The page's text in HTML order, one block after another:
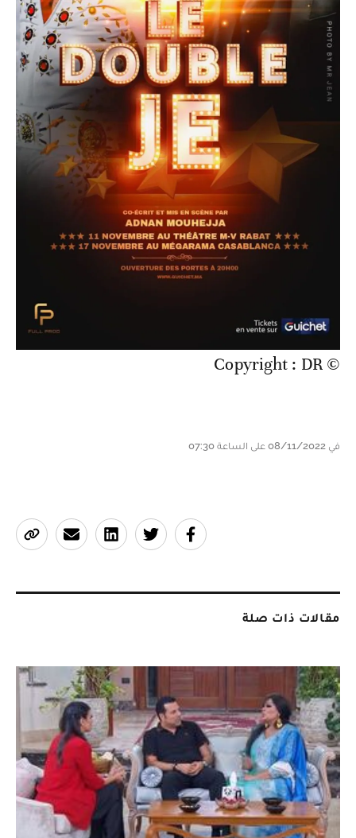
© Copyright : DR
في 08/11/2022 على الساعة 07:30
مقالات ذات صلة